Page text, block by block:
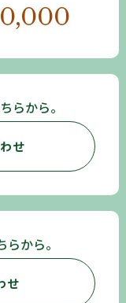
らから。
せ
から。
せ